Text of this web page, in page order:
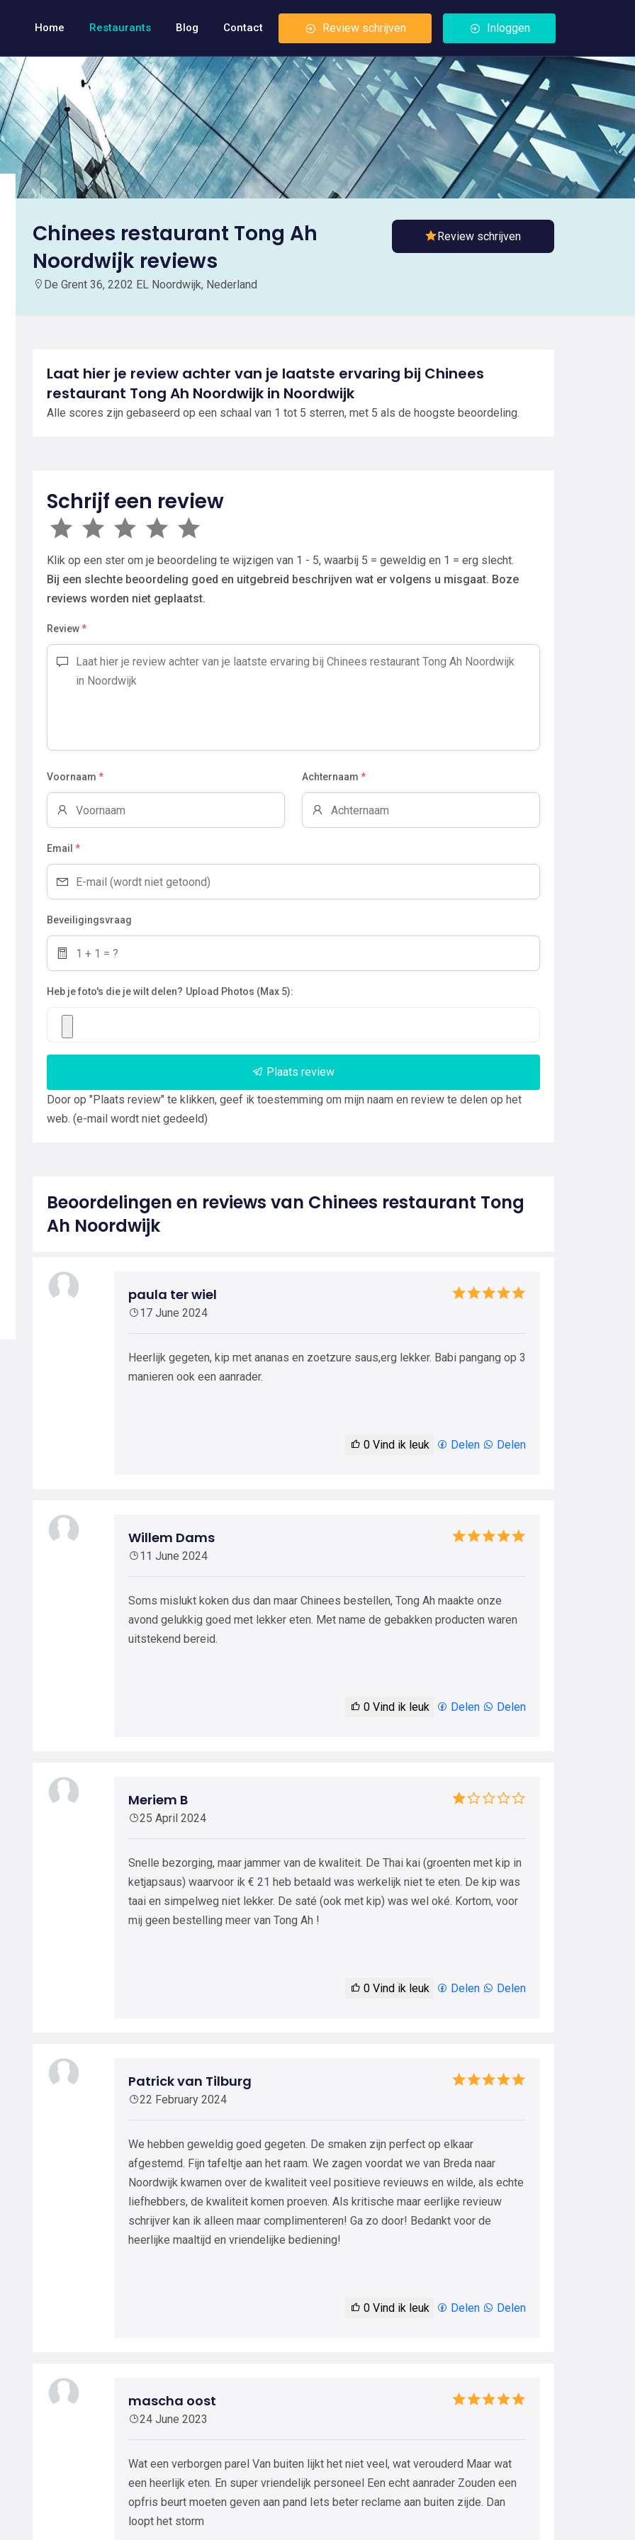
Home Restaurants Blog Contact Review schrijven Inloggen
Chinees restaurant Tong Ah
Noordwijk reviews
De Grent 36, 2202 EL Noordwijk, Nederland
Review schrijven
Laat hier je review achter van je laatste ervaring bij Chinees
restaurant Tong Ah Noordwijk in Noordwijk
Alle scores zijn gebaseerd op een schaal van 1 tot 5 sterren, met 5 als de hoogste beoordeling.
Schrijf een review
Klik op een ster om je beoordeling te wijzigen van 1 - 5, waarbij 5 = geweldig en 1 = erg slecht.
Bij een slechte beoordeling goed en uitgebreid beschrijven wat er volgens u misgaat. Boze
reviews worden niet geplaatst.
Review*
Voornaam * Achternaam *
Email *
Beveiligingsvraag
Heb je foto's die je wilt delen? Upload Photos (Max 5):
Plaats review
Door op "Plaats review" te klikken, geef ik toestemming om mijn naam en review te delen op het
web. (e-mail wordt niet gedeeld)
Beoordelingen en reviews van Chinees restaurant Tong
Ah Noordwijk
paula ter wiel
17 June 2024
Heerlijk gegeten, kip met ananas en zoetzure saus,erg lekker. Babi pangang op 3
manieren ook een aanrader.
0 Vind ik leuk Delen Delen
Willem Dams
11 June 2024
Soms mislukt koken dus dan maar Chinees bestellen, Tong Ah maakte onze
avond gelukkig goed met lekker eten. Met name de gebakken producten waren
uitstekend bereid.
0 Vind ik leuk Delen Delen
Meriem B
25 April 2024
Snelle bezorging, maar jammer van de kwaliteit. De Thai kai (groenten met kip in
ketjapsaus) waarvoor ik € 21 heb betaald was werkelijk niet te eten. De kip was
taai en simpelweg niet lekker. De saté (ook met kip) was wel oké. Kortom, voor
mij geen bestelling meer van Tong Ah !
0 Vind ik leuk Delen Delen
Patrick van Tilburg
22 February 2024
We hebben geweldig goed gegeten. De smaken zijn perfect op elkaar
afgestemd. Fijn tafeltje aan het raam. We zagen voordat we van Breda naar
Noordwijk kwamen over de kwaliteit veel positieve revieuws en wilde, als echte
liefhebbers, de kwaliteit komen proeven. Als kritische maar eerlijke revieuw
schrijver kan ik alleen maar complimenteren! Ga zo door! Bedankt voor de
heerlijke maaltijd en vriendelijke bediening!
0 Vind ik leuk Delen Delen
mascha oost
24 June 2023
Wat een verborgen parel Van buiten lijkt het niet veel, wat verouderd Maar wat
een heerlijk eten. En super vriendelijk personeel Een echt aanrader Zouden een
opfris beurt moeten geven aan pand Iets beter reclame aan buiten zijde. Dan
loopt het storm